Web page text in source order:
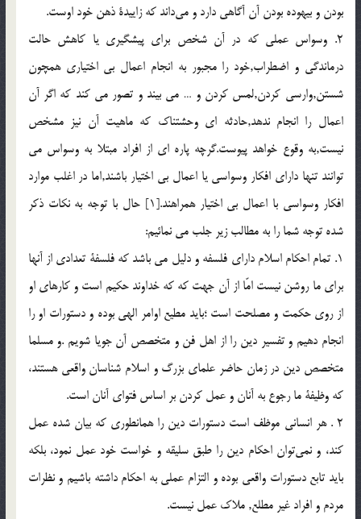
بودن و بيهوده بودن آن آگاهي دارد و مي‌داند كه زاييدة ذهن خود اوست.
2. وسواس عملي كه در آن شخص برای پيشگيری يا کاهش حالت
درماندگی و اضطراب,خود را مجبور به انجام اعمال بی اختياری همچون
شستن,وارسی کردن,لمس کردن و … می بيند و تصور می کند که اگر آن
اعمال را انجام ندهد,حادثه ای وحشتناک که ماهيت آن نيز مشخص
نيست,به وقوع خواهد پيوست.گرچه پاره ای از افراد مبتلا به وسواس می
توانند تنها دارای افکار وسواسی يا اعمال بی اختيار باشند,اما در اغلب موارد
افکار وسواسی با اعمال بی اختيار همراهند.[1] حال با توجه به نکات ذکر
شده توجه شما را به مطالب زير جلب می نمائيم:
1. تمام احكام اسلام دارای فلسفه و دليل می باشد که فلسفة تعدادی از آنها
برای ما روشن نيست امّا از آن جهت که كه خداوند حكيم است و كارهاي او
از روي حكمت و مصلحت است ؛بايد مطيع اوامر الهي بوده و دستورات او را
انجام دهيم و تفسير دين را از اهل فن و متخصص آن جويا شويم .و مسلما
متخصص دين در زمان حاضر علماي بزرگ و اسلام شناسان واقعي هستند،
كه وظيفة ما رجوع به آنان و عمل كردن بر اساس فتواي آنان است.
2 . هر انساني موظف است دستورات دين را همانطوري كه بيان شده عمل
كند، و نمي‌توان احكام دين را طبق سليقه و خواست خود عمل نمود، بلكه
بايد تابع دستورات واقعي بوده و التزام عملي به احكام داشته باشيم و نظرات
مردم و افراد غير مطلع, ملاك عمل نيست.